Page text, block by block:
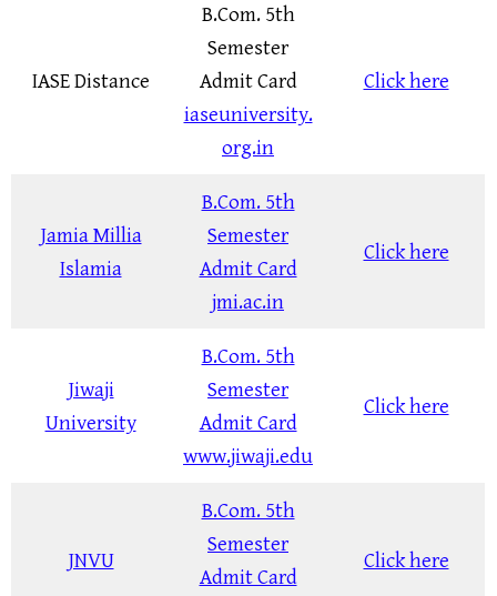
IASE Distance
B.Com. 5th
Semester
Admit Card
iaseuniversity.
org.in
Click here
Jamia Millia
Islamia
B.Com. 5th
Semester
Admit Card
jmi.ac.in
Click here
Jiwaji
University
B.Com. 5th
Semester
Admit Card
www.jiwaji.edu
Click here
JNVU
B.Com. 5th
Semester
Admit Card
Click here